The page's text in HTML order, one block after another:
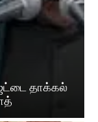
தாக்கல்